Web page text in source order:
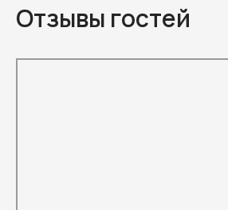
Отзывы гостей